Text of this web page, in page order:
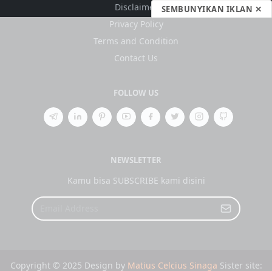
Disclaimer
Privacy Policy
Terms and Condition
Contact Us
FOLLOW US
NEWSLETTER
Kamu bisa SUBSCRIBE kami disini
Copyright © 2025 Design by Matius Celcius Sinaga Sister site:
SEMBUNYIKAN IKLAN ✕